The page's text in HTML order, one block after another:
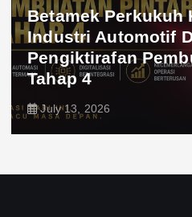
Betamek Perkukuh
Industri Automotif
Pengiktirafan
Tahap 4
July 13, 2026